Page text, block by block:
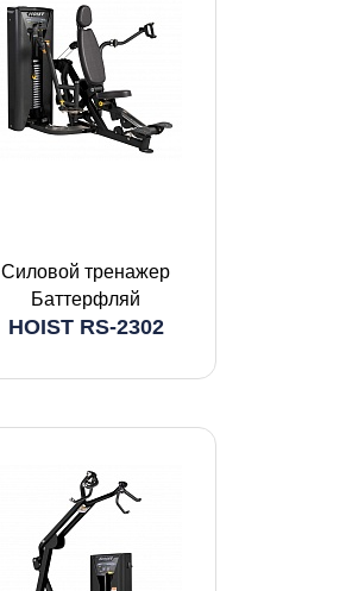
Силовой тренажер
Баттерфляй
HOIST RS-2302